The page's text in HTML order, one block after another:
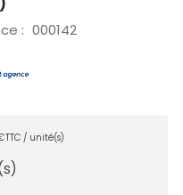
: 000142
TTC / unité(s)